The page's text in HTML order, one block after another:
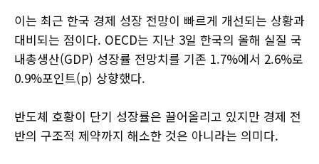
이는 최근 한국 경제 성장 전망이 빠르게 개선되는 상황과
대비되는 점이다. OECD는 지난 3일 한국의 올해 실질 국
내총생산(GDP) 성장률 전망치를 기존 1.7%에서 2.6%로
0.9%포인트(p) 상향했다.
반도체 호황이 단기 성장률은 끌어올리고 있지만 경제 전
반의 구조적 제약까지 해소한 것은 아니라는 의미다.